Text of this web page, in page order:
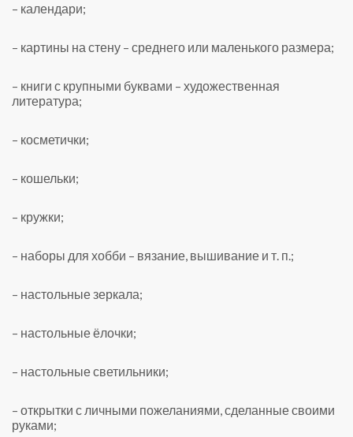
– календари;
– картины на стену – среднего или маленького размера;
– книги с крупными буквами – художественная
литература;
– косметички;
– кошельки;
– кружки;
– наборы для хобби – вязание, вышивание и т. п.;
– настольные зеркала;
– настольные ёлочки;
– настольные светильники;
– открытки с личными пожеланиями, сделанные своими
руками;